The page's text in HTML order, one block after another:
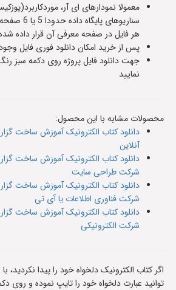
سناریوهای
هر فایل در صفحه معرفی آن قرار داده
پس از خرید امکان دانلود فوری فایل
جهت دانلود فایل پروژه روی دکمه سبز
نمایید
محصولات مشابه با این محصول:
دانلود کتاب الکترونیک آموزش ساخت
آنلاین
دانلود کتاب الکترونیک آموزش ساخت
شرکت طراحی سایت
دانلود کتاب الکترونیک آموزش ساخت
شرکت فناوری اطلاعات یا آی تی
دانلود کتاب الکترونیک آموزش ساخت
شرکت الکترونیکی
اگر کتاب الکترونیک دلخواه خود را پیدا نکردید،
توانید عبارت دلخواه خود را تایپ نموده و روی